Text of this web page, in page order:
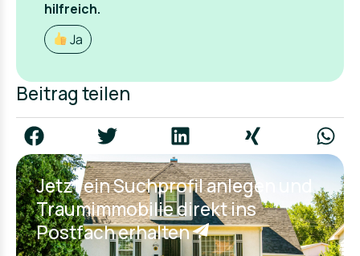
hilfreich.
Ja
Beitrag teilen
Jetzt ein Suchprofil anlegen und
Traumimmobilie direkt ins
Postfach erhalten